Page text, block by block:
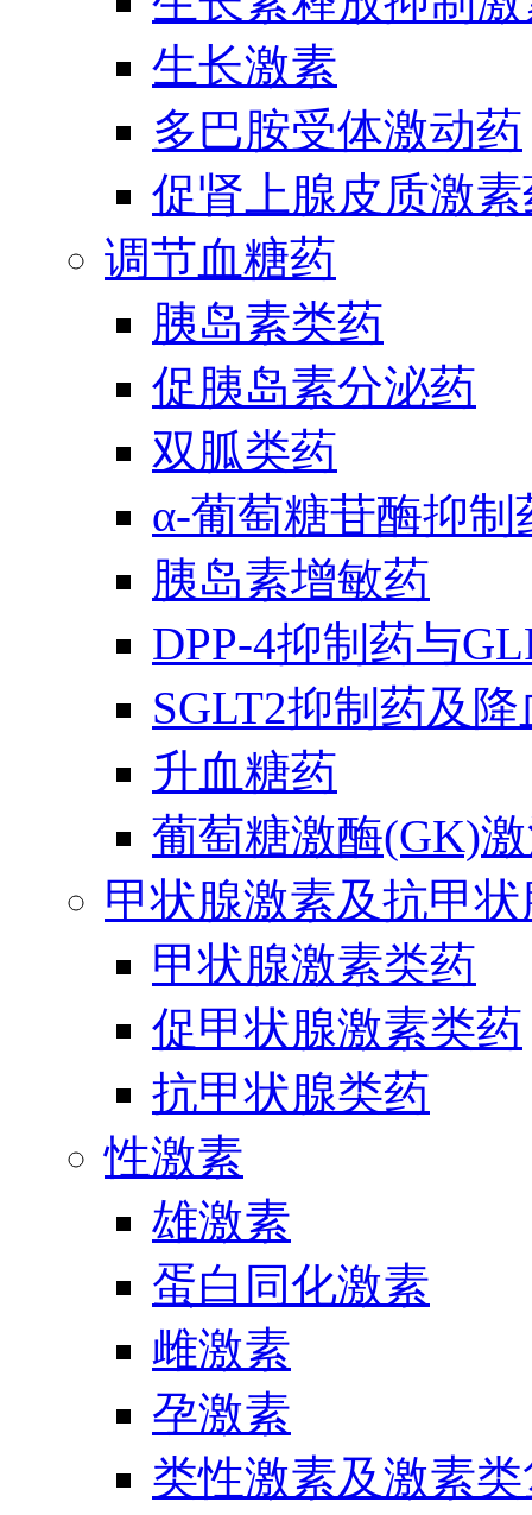
生长激素
多巴胺受体激动药
促肾上腺皮质激
调节血糖药
胰岛素类药
促胰岛素分泌药
双胍类药
α-葡萄糖苷酶抑制
胰岛素增敏药
DPP-4抑制药与
SGLT2抑制药及
升血糖药
葡萄糖激酶(GK)
甲状腺激素及抗甲
甲状腺激素类药
促甲状腺激素类药
抗甲状腺类药
性激素
雄激素
蛋白同化激素
雌激素
孕激素
类性激素及激素